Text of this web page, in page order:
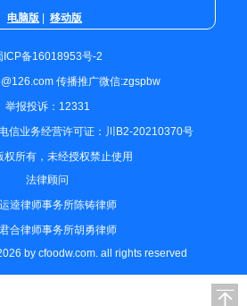
电脑版 | 移动版
ICP备16018953号-2
传播推广微信:zgspbw
举报投诉：12331
信业务经营许可证：川B2-20210370号
权所有，未经授权禁止使用
法律顾问
逵律师事务所陈铸律师
合律师事务所胡勇律师
by cfoodw.com. all rights reserved